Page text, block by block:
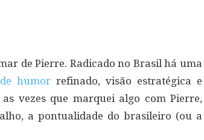
de Pierre. Radicado no Brasil há uma
humor refinado, visão estratégica e
vezes que marquei algo com Pierre,
a pontualidade do brasileiro (ou a